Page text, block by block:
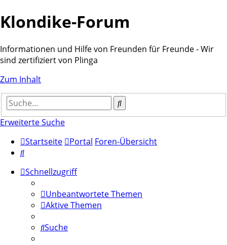
Klondike-Forum
Informationen und Hilfe von Freunden für Freunde - Wir
sind zertifiziert von Plinga
Zum Inhalt
Suche
Erweiterte Suche
Startseite
Portal Foren-Übersicht
Suche
Schnellzugriff
Unbeantwortete Themen
Aktive Themen
Suche